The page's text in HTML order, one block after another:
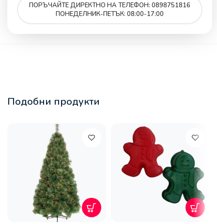
ПОРЪЧАЙТЕ ДИРЕКТНО НА ТЕЛЕФОН: 0898751816
ПОНЕДЕЛНИК-ПЕТЪК: 08:00-17:00
Подобни продукти